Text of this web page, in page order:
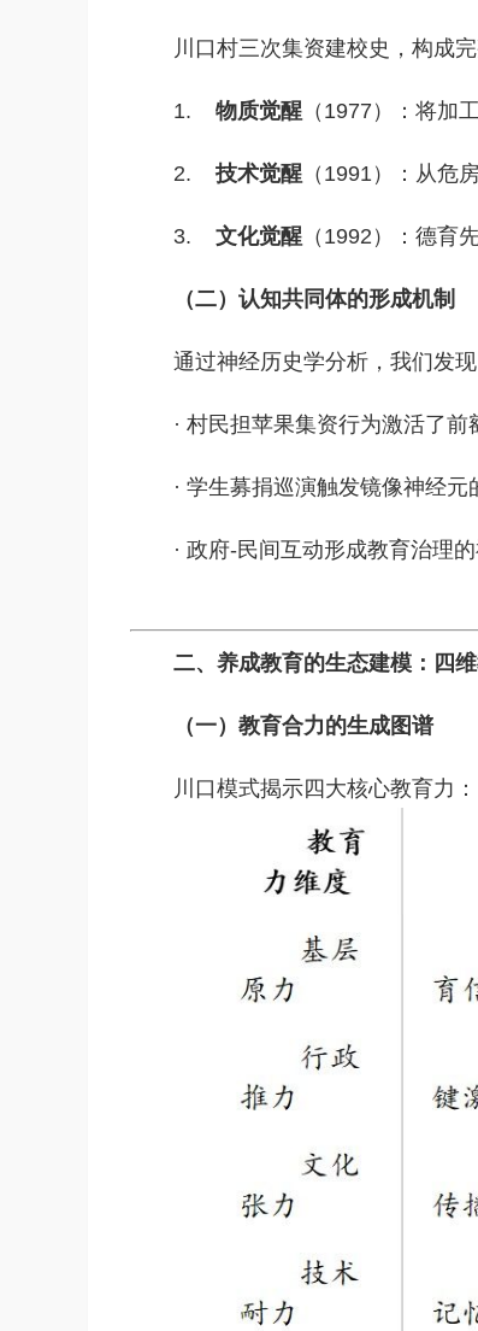
川口村三次集资建校史，构成
1. 物质觉醒 （1977）：将加
2. 技术觉醒 （1991）：从危
3. 文化觉醒 （1992）：德育
（二）认知共同体的形成机制
通过神经历史学分析，我们发现
· 村民担苹果集资行为激活了前
· 学生募捐巡演触发镜像神经元
· 政府-民间互动形成教育治理
二、养成教育的生态建模：四
（一）教育合力的生成图谱
川口模式揭示四大核心教育力：